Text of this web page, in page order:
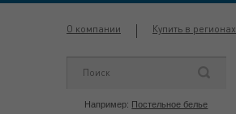
О компании Купить в регионах
Например: Постельное белье